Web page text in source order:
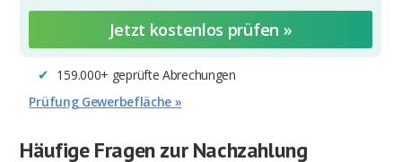
Jetzt kostenlos prüfen »
✔︎
159.000+ geprüfte Abrechungen
Prüfung Gewerbefläche »
Häufige Fragen zur Nachzahlung